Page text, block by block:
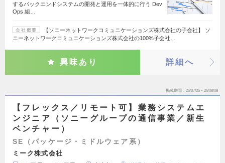
するバックエンドシステムの開発と運用を一体的に行う Dev
Ops 組…
会社概要
【ソニーネットワークコミュニケーションズ株式会社の子会社】 ソ
ニーネットワークコミュニケーションズ株式会社の100%子会社…
興味あり 詳細へ
掲載期間 26/07/26～26/08/08
【フレックス／リモート可】業務システムエ
ンジニア（ソニーグループの通信事業／新生
ベンチャー）
SE（パッケージ・ミドルウェア系）
ミーク株式会社